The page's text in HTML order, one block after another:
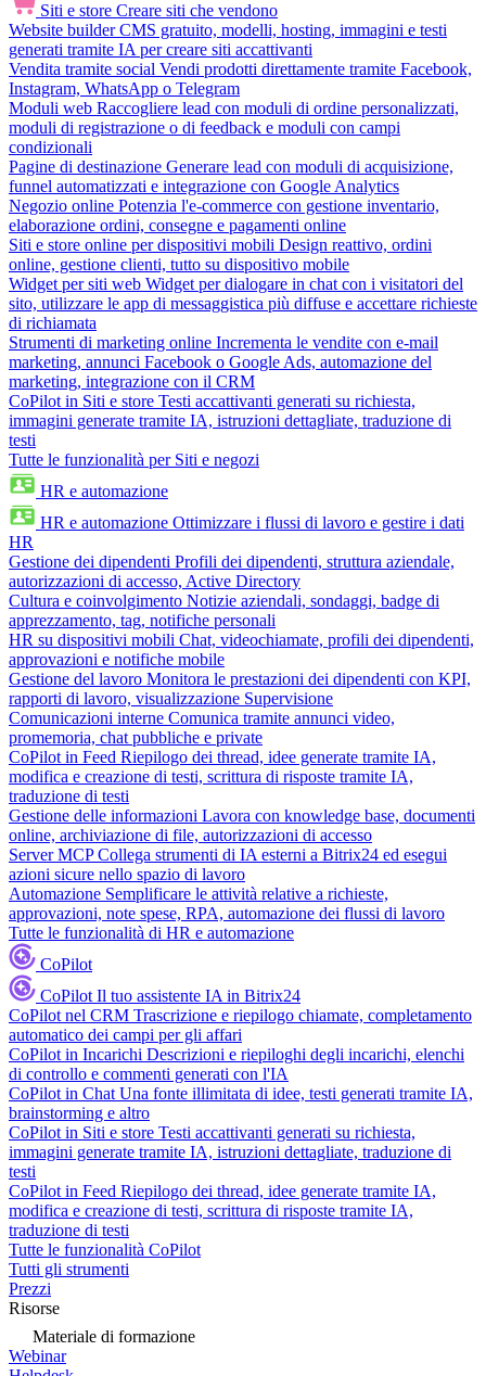
Siti e store Creare siti che vendono
Website builder CMS gratuito, modelli, hosting, immagini e testi
generati tramite IA per creare siti accattivanti
Vendita tramite social Vendi prodotti direttamente tramite Facebook,
Instagram, WhatsApp o Telegram
Moduli web Raccogliere lead con moduli di ordine personalizzati,
moduli di registrazione o di feedback e moduli con campi
condizionali
Pagine di destinazione Generare lead con moduli di acquisizione,
funnel automatizzati e integrazione con Google Analytics
Negozio online Potenzia l'e-commerce con gestione inventario,
elaborazione ordini, consegne e pagamenti online
Siti e store online per dispositivi mobili Design reattivo, ordini
online, gestione clienti, tutto su dispositivo mobile
Widget per siti web Widget per dialogare in chat con i visitatori del
sito, utilizzare le app di messaggistica più diffuse e accettare richieste
di richiamata
Strumenti di marketing online Incrementa le vendite con e-mail
marketing, annunci Facebook o Google Ads, automazione del
marketing, integrazione con il CRM
CoPilot in Siti e store Testi accattivanti generati su richiesta,
immagini generate tramite IA, istruzioni dettagliate, traduzione di
testi
Tutte le funzionalità per Siti e negozi
HR e automazione
HR e automazione Ottimizzare i flussi di lavoro e gestire i dati
HR
Gestione dei dipendenti Profili dei dipendenti, struttura aziendale,
autorizzazioni di accesso, Active Directory
Cultura e coinvolgimento Notizie aziendali, sondaggi, badge di
apprezzamento, tag, notifiche personali
HR su dispositivi mobili Chat, videochiamate, profili dei dipendenti,
approvazioni e notifiche mobile
Gestione del lavoro Monitora le prestazioni dei dipendenti con KPI,
rapporti di lavoro, visualizzazione Supervisione
Comunicazioni interne Comunica tramite annunci video,
promemoria, chat pubbliche e private
CoPilot in Feed Riepilogo dei thread, idee generate tramite IA,
modifica e creazione di testi, scrittura di risposte tramite IA,
traduzione di testi
Gestione delle informazioni Lavora con knowledge base, documenti
online, archiviazione di file, autorizzazioni di accesso
Server MCP Collega strumenti di IA esterni a Bitrix24 ed esegui
azioni sicure nello spazio di lavoro
Automazione Semplificare le attività relative a richieste,
approvazioni, note spese, RPA, automazione dei flussi di lavoro
Tutte le funzionalità di HR e automazione
CoPilot
CoPilot Il tuo assistente IA in Bitrix24
CoPilot nel CRM Trascrizione e riepilogo chiamate, completamento
automatico dei campi per gli affari
CoPilot in Incarichi Descrizioni e riepiloghi degli incarichi, elenchi
di controllo e commenti generati con l'IA
CoPilot in Chat Una fonte illimitata di idee, testi generati tramite IA,
brainstorming e altro
CoPilot in Siti e store Testi accattivanti generati su richiesta,
immagini generate tramite IA, istruzioni dettagliate, traduzione di
testi
CoPilot in Feed Riepilogo dei thread, idee generate tramite IA,
modifica e creazione di testi, scrittura di risposte tramite IA,
traduzione di testi
Tutte le funzionalità CoPilot
Tutti gli strumenti
Prezzi
Risorse
Materiale di formazione
Webinar